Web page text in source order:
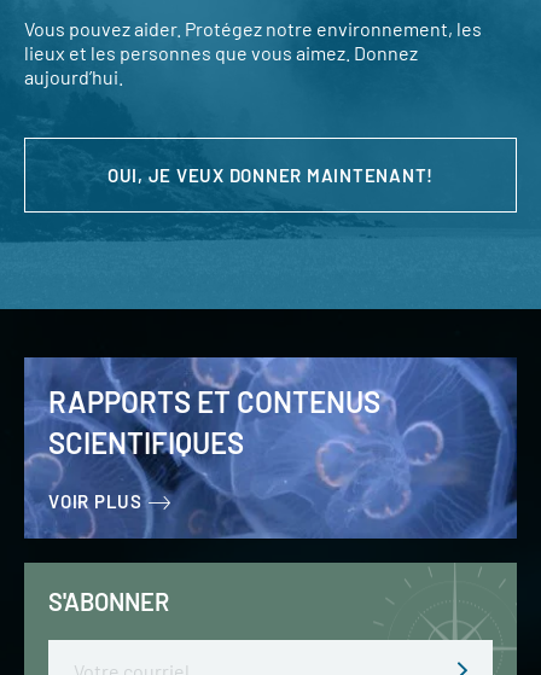
Vous pouvez aider. Protégez notre environnement, les
lieux et les personnes que vous aimez. Donnez
aujourd’hui.
OUI, JE VEUX DONNER MAINTENANT!
RAPPORTS ET CONTENUS
SCIENTIFIQUES
VOIR PLUS
S'ABONNER